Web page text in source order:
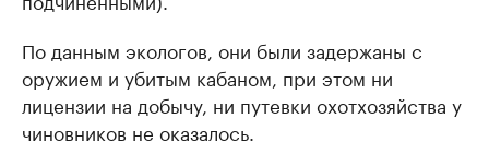
По данным экологов, они были задержаны с
оружием и убитым кабаном, при этом ни
лицензии на добычу, ни путевки охотхозяйства у
чиновников не оказалось.